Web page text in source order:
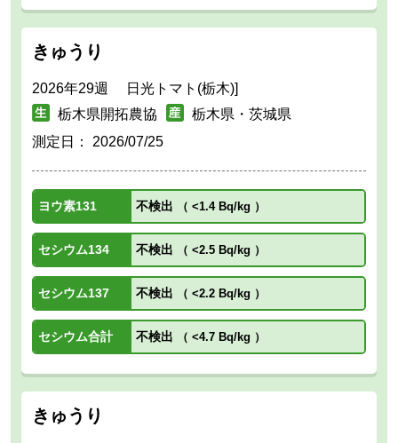
きゅうり
2026年29週 日光トマト(栃木)]
栃木県開拓農協
栃木県・茨城県
測定日： 2026/07/25
ヨウ素131 不検出 （ <1.4 Bq/kg ）
セシウム134 不検出 （ <2.5 Bq/kg ）
セシウム137 不検出 （ <2.2 Bq/kg ）
セシウム合計 不検出 （ <4.7 Bq/kg ）
きゅうり